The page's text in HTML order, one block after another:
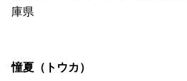
庫県
憧夏（トウカ）